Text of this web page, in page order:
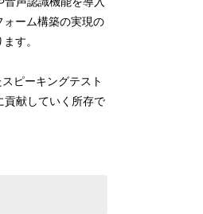
ォーム構築の実現の
す。
ピーキングテスト
貢献していく所存で